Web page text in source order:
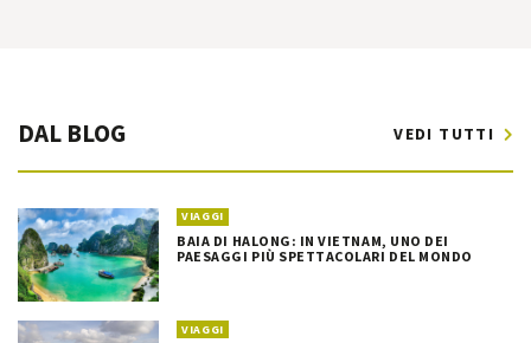
DAL BLOG VEDI TUTTI
VIAGGI
BAIA DI HALONG: IN VIETNAM, UNO DEI
PAESAGGI PIÙ SPETTACOLARI DEL MONDO
VIAGGI